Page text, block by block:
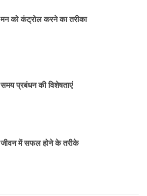
मन को कंट्रोल करने का तरीका
समय प्रबंधन की विशेषताएं
जीवन में सफल होने के तरीके